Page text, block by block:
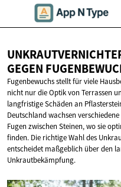
GEGEN
Fugenbewuchs stellt für viele
nicht nur die Optik von Terrassen
langfristige Schäden an
Deutschland wachsen
Fugen zwischen Steinen, wo sie
finden. Die richtige Wahl des
entscheidet maßgeblich über den
Unkrautbekämpfung.